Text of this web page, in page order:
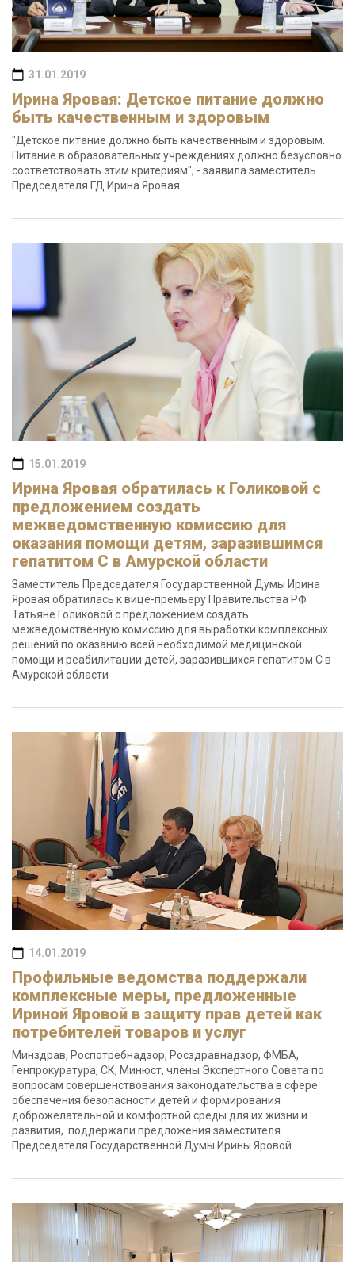
31.01.2019
Ирина Яровая: Детское питание должно
быть качественным и здоровым
"Детское питание должно быть качественным и здоровым.
Питание в образовательных учреждениях должно безусловно
соответствовать этим критериям", - заявила заместитель
Председателя ГД Ирина Яровая
15.01.2019
Ирина Яровая обратилась к Голиковой с
предложением создать
межведомственную комиссию для
оказания помощи детям, заразившимся
гепатитом С в Амурской области
Заместитель Председателя Государственной Думы Ирина
Яровая обратилась к вице-премьеру Правительства РФ
Татьяне Голиковой с предложением создать
межведомственную комиссию для выработки комплексных
решений по оказанию всей необходимой медицинской
помощи и реабилитации детей, заразившихся гепатитом С в
Амурской области
14.01.2019
Профильные ведомства поддержали
комплексные меры, предложенные
Ириной Яровой в защиту прав детей как
потребителей товаров и услуг
Минздрав, Роспотребнадзор, Росздравнадзор, ФМБА,
Генпрокуратура, СК, Минюст, члены Экспертного Совета по
вопросам совершенствования законодательства в сфере
обеспечения безопасности детей и формирования
доброжелательной и комфортной среды для их жизни и
развития, поддержали предложения заместителя
Председателя Государственной Думы Ирины Яровой